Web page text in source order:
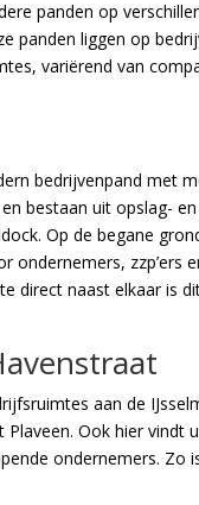
panden op
panden liggen op
variërend van
bedrijvenpand met
bestaan uit opslag-
Op de begane
ondernemers, zzp’ers
direct naast elkaar is
aan de
Plaveen. Ook hier vindt
ondernemers. Zo